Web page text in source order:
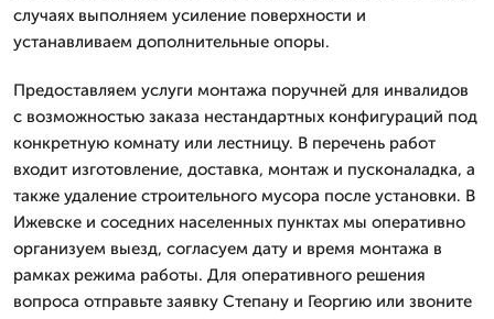
случаях выполняем усиление поверхности и
устанавливаем дополнительные опоры.
Предоставляем услуги монтажа поручней для инвалидов
с возможностью заказа нестандартных конфигураций под
конкретную комнату или лестницу. В перечень работ
входит изготовление, доставка, монтаж и пусконаладка, а
также удаление строительного мусора после установки. В
Ижевске и соседних населенных пунктах мы оперативно
организуем выезд, согласуем дату и время монтажа в
рамках режима работы. Для оперативного решения
вопроса отправьте заявку Степану и Георгию или звоните